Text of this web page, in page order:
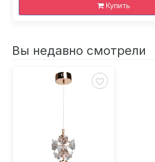
Купить
Вы недавно смотрели